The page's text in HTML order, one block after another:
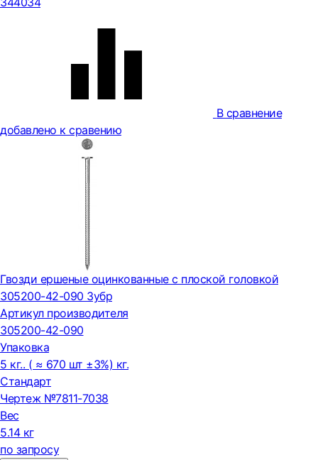
В сравнение
добавлено к сравению
Гвозди ершеные оцинкованные с плоской головкой
305200-42-090 Зубр
Артикул производителя
305200-42-090
Упаковка
5 кг.. ( ≈ 670 шт ±3%) кг.
Стандарт
Чертеж №7811-7038
Вес
5.14 кг
по запросу